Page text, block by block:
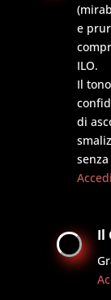
e
ILO.
Il
di
Il